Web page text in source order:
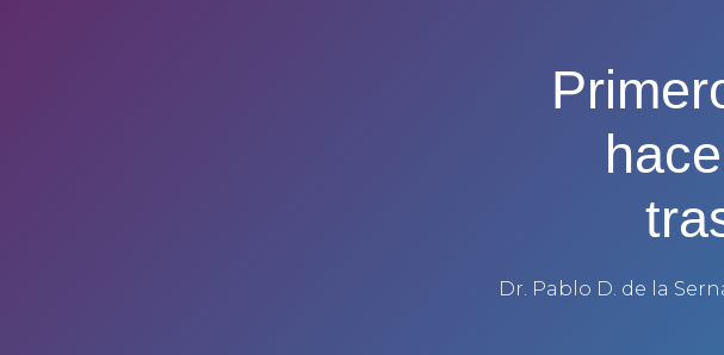
Dr. Pablo D. de la